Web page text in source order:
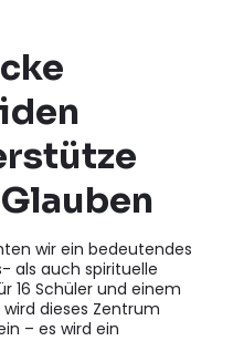
wir ein bedeutendes
als auch spirituelle
16 Schüler und einem
dieses Zentrum
– es wird ein